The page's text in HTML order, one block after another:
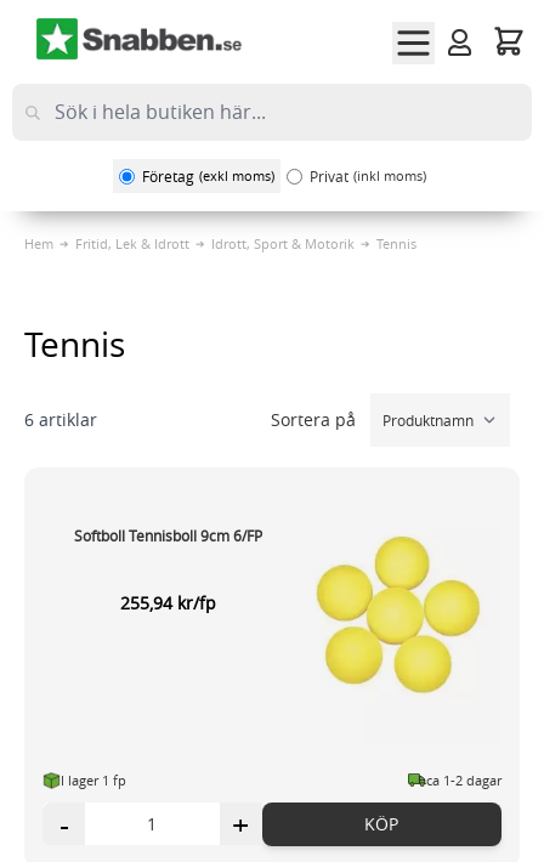
Företag (exkl moms) Privat (inkl moms)
Hem Fritid, Lek & Idrott Idrott, Sport & Motorik Tennis
Tennis
6 artiklar Sortera på
Softboll Tennisboll 9cm 6/FP
255,94 kr/fp
I lager 1 fp ca 1-2 dagar
- + KÖP